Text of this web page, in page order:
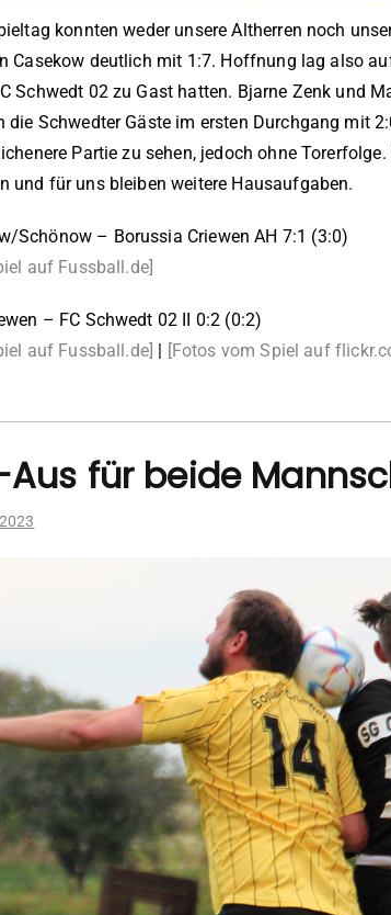
konnten weder unsere Altherren noch
Casekow deutlich mit 1:7. Hoffnung lag also
Schwedt 02 zu Gast hatten. Bjarne Zenk und
die Schwedter Gäste im ersten Durchgang mit
Partie zu sehen, jedoch ohne
und für uns bleiben weitere Hausaufgaben.
Schönow – Borussia Criewen AH 7:1 (3:0)
auf Fussball.de]
– FC Schwedt 02 II 0:2 (0:2)
auf Fussball.de] | [Fotos vom Spiel auf
Aus für beide